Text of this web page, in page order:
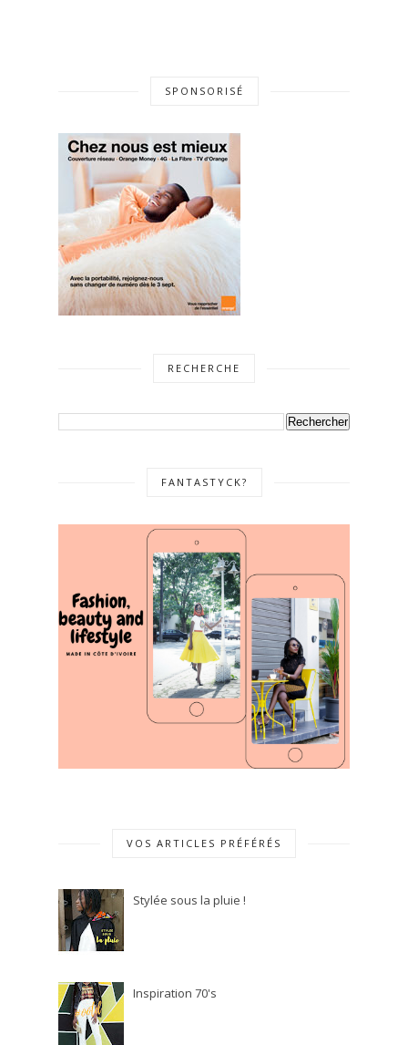
SPONSORISÉ
RECHERCHE
FANTASTYCK?
VOS ARTICLES PRÉFÉRÉS
Stylée sous la pluie !
Inspiration 70's